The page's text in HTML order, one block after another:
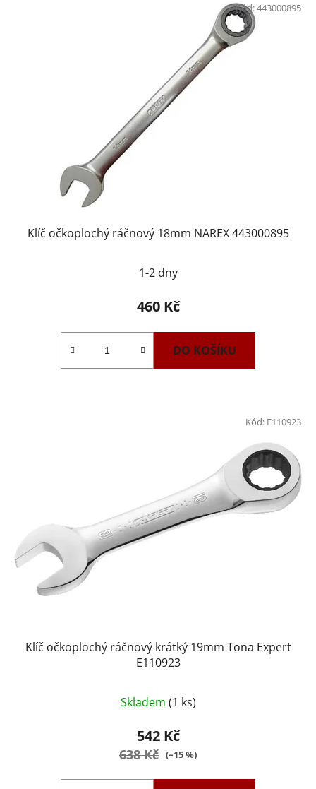
Klíč očkoplochý ráčnový 18mm NAREX 443000895
1-2 dny
460 Kč
DO KOŠÍKU
Kód:443000895
Klíč očkoplochý ráčnový krátký 19mm Tona Expert
E110923
Skladem (1 ks)
542 Kč
638 Kč (–15 %)
Kód: E110923